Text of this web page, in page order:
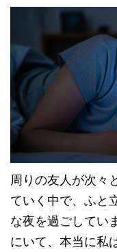
周りの友人が次々
ていく中で、ふと
な夜を過ごしてい
にいて、本当に私